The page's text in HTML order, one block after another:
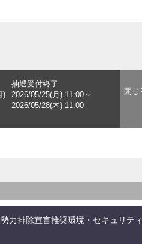
)
抽選受付終了
2026/05/25(月) 11:00～
2026/05/28(木) 11:00
力排除宣言推奨環境・セキュリティ